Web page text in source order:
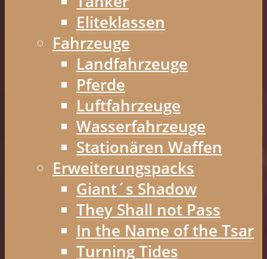
Eliteklassen
Fahrzeuge
Landfahrzeuge
Pferde
Luftfahrzeuge
Wasserfahrzeuge
Stationären Waffen
Erweiterungspacks
Giant´s Shadow
They Shall not Pass
In the Name of the Tsar
Turning Tides